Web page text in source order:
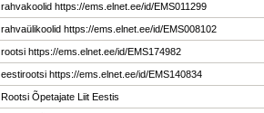
rahvakoolid https://ems.elnet.ee/id/EMS011299
rahvaülikoolid https://ems.elnet.ee/id/EMS008102
rootsi https://ems.elnet.ee/id/EMS174982
eestirootsi https://ems.elnet.ee/id/EMS140834
Rootsi Õpetajate Liit Eestis